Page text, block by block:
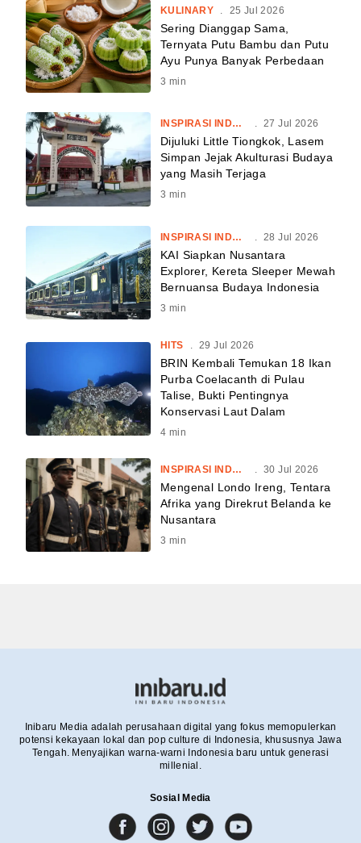
KULINARY . 25 Jul 2026
Sering Dianggap Sama,
Ternyata Putu Bambu dan Putu
Ayu Punya Banyak Perbedaan
3 min
INSPIRASI INDONESIA . 27 Jul 2026
Dijuluki Little Tiongkok, Lasem
Simpan Jejak Akulturasi Budaya
yang Masih Terjaga
3 min
INSPIRASI INDONESIA 28 Jul 2026
KAI Siapkan Nusantara
Explorer, Kereta Sleeper Mewah
Bernuansa Budaya Indonesia
3 min
HITS 29 Jul 2026
BRIN Kembali Temukan 18 Ikan
Purba Coelacanth di Pulau
Talise, Bukti Pentingnya
Konservasi Laut Dalam
4 min
INSPIRASI INDONESIA . 30 Jul 2026
Mengenal Londo Ireng, Tentara
Afrika yang Direkrut Belanda ke
Nusantara
3 min
Inibaru Media adalah perusahaan digital yang fokus memopulerkan
potensi kekayaan lokal dan pop culture di Indonesia, khususnya Jawa
Tengah. Menyajikan warna-warni Indonesia baru untuk generasi
millenial.
Sosial Media